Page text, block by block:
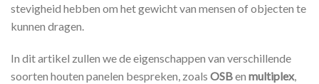
stevigheid hebben om het gewicht van mensen of objecten te
kunnen dragen.
In dit artikel zullen we de eigenschappen van verschillende
soorten houten panelen bespreken, zoals OSBen multiplex,